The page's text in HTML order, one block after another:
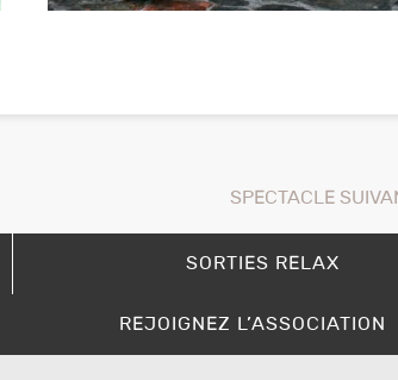
SPECTACLE
SORTIES RELAX
REJOIGNEZ L’ASSOCIATION